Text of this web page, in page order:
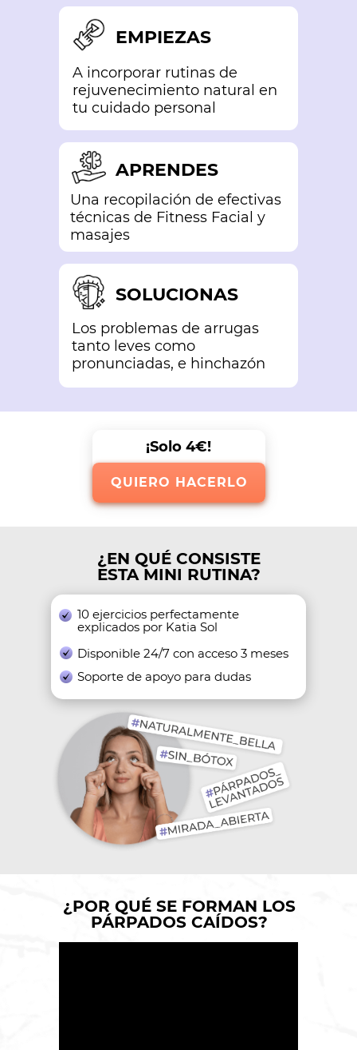
EMPIEZAS
A incorporar rutinas de
rejuvenecimiento natural en
tu cuidado personal
SOLUCIONAS
APRENDES
Los problemas de arrugas
tanto leves como
pronunciadas, e hinchazón
Una recopilación de efectivas
técnicas de Fitness Facial y
masajes
QUIERO HACERLO
¡Solo 4€!
¿EN QUÉ CONSISTE
ESTA MINI RUTINA?
10 ejercicios perfectamente
explicados por Katia Sol
Disponible 24/7 con acceso 3 meses
Soporte de apoyo para dudas
¿POR QUÉ SE FORMAN LOS
PÁRPADOS CAÍDOS?